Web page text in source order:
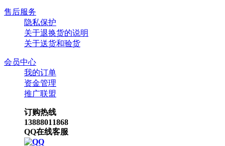
售后服务
隐私保护
关于退换货的说明
关于送货和验货
会员中心
我的订单
资金管理
推广联盟
订购热线
13888011868
QQ在线客服